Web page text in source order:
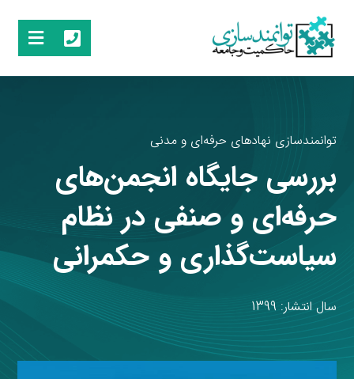
توانمندسازی نهادهای حرفه‌ای و مدنی
بررسی جایگاه انجمن‌های
حرفه‌ای و صنفی در نظام
سیاست‌گذاری و حکمرانی
سال انتشار: 1399